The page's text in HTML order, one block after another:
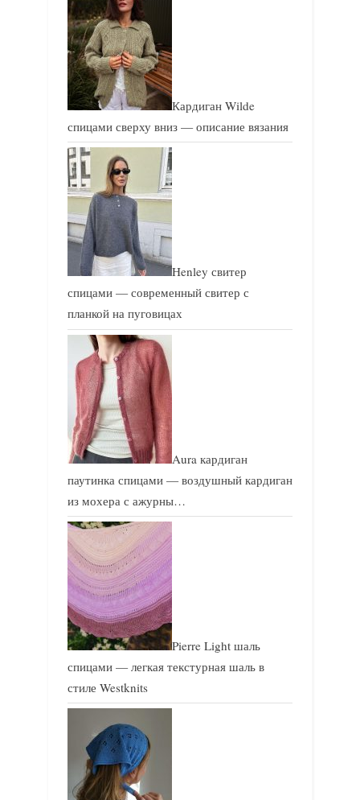
Кардиган Wilde
спицами сверху вниз — описание вязания
Henley свитер
спицами — современный свитер с
планкой на пуговицах
Aura кардиган
паутинка спицами — воздушный кардиган
из мохера с ажурны…
Pierre Light шаль
спицами — легкая текстурная шаль в
стиле Westknits